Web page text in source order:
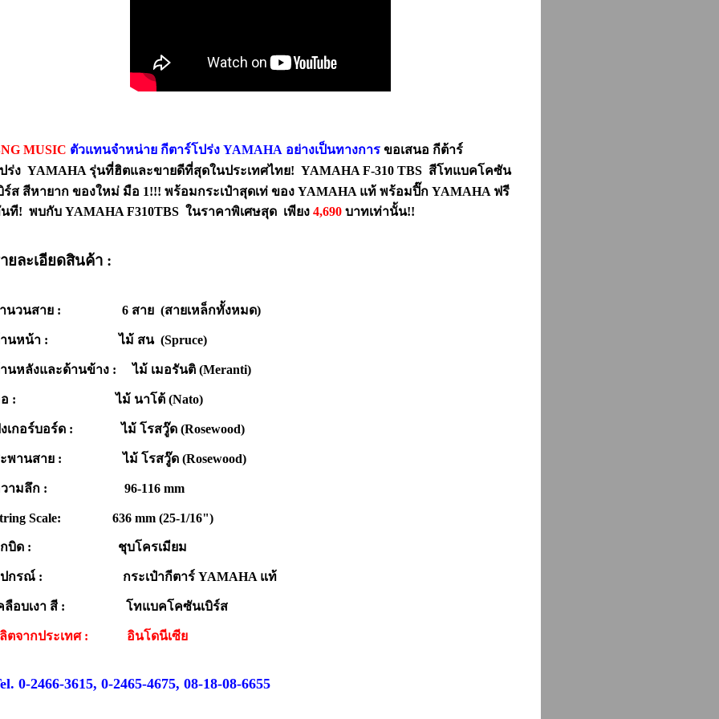
MUSIC ตัวแทนจำหน่าย กีตาร์โปร่ง YAMAHA อย่างเป็นทางการขอเสนอ กีต้าร์
ร่ง YAMAHA รุ่นที่ฮิตและขายดีที่สุดในประเทศไทย! YAMAHA F-310 TBS สีโทแบคโคซัน
ร์ส สีหายาก ของใหม่ มือ 1!!! พร้อมกระเป๋าสุดเท่ ของ YAMAHA แท้ พร้อมปิ๊ก YAMAHA ฟรี
ที! พบกับ YAMAHA F310TBS ในราคาพิเศษสุด เพียง 4,690 บาทเท่านั้น!!
ยละเอียดสินค้า :
นวนสาย : 6 สาย (สายเหล็กทั้งหมด)
านหน้า : ไม้ สน (Spruce)
นหลังและด้านข้าง : ไม้ เมอรันติ (Meranti)
อ : ไม้ นาโต้ (Nato)
เกอร์บอร์ด : ไม้ โรสวู๊ด (Rosewood)
พานสาย : ไม้ โรสวู๊ด (Rosewood)
วามลึก : 96-116 mm
Scale: 636 mm (25-1/16")
กบิด : ชุบโครเมียม
ปกรณ์ : กระเป๋ากีตาร์ YAMAHA แท้
คลือบเงา สี : โทแบคโคซันเบิร์ส
ตจากประเทศ : อินโดนีเซีย
0-2466-3615, 0-2465-4675, 08-18-08-6655